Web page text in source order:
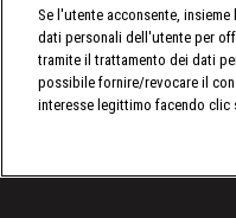
Se l'utente acconsente, insieme
dati personali dell'utente per
tramite il trattamento dei dati
possibile fornire/revocare il
interesse legittimo facendo clic